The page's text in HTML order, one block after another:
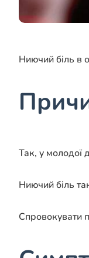
Ниючий біль в
Так, у молодої
Ниючий біль
Спровокувати